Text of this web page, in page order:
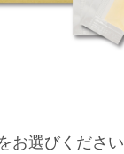
お選びください